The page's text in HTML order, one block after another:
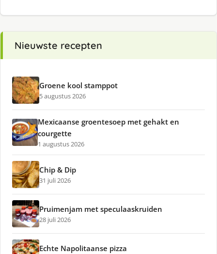
Nieuwste recepten
Groene kool stamppot
5 augustus 2026
Mexicaanse groentesoep met gehakt en
courgette
1 augustus 2026
Chip & Dip
31 juli 2026
Pruimenjam met speculaaskruiden
28 juli 2026
Echte Napolitaanse pizza